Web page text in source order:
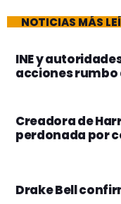
NOTICIAS MÁS
INE y
acciones rumbo
Creadora de
perdonada por
Drake Bell